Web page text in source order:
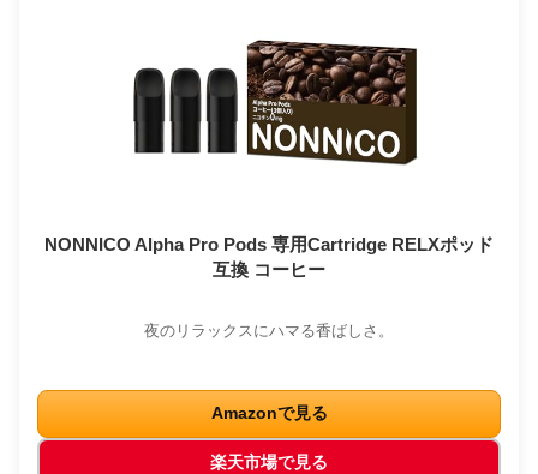
NONNICO Alpha Pro Pods 専用Cartridge RELXポッド
互換 コーヒー
夜のリラックスにハマる香ばしさ。
Amazonで見る
楽天市場で見る